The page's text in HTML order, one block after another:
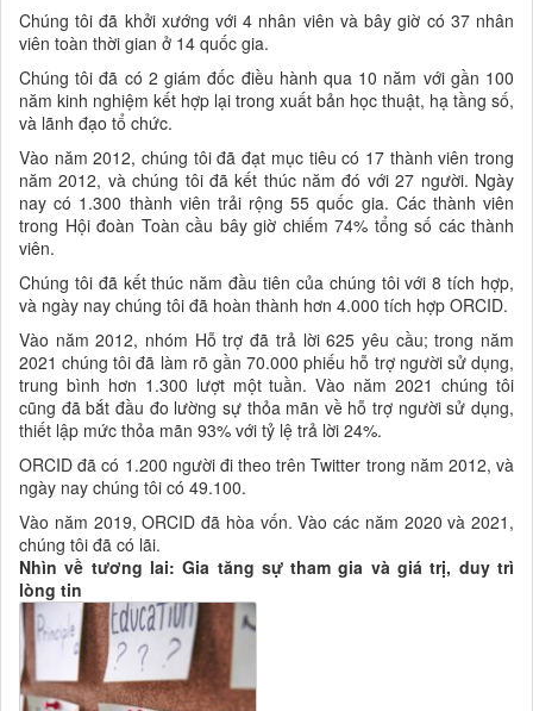
Chúng tôi đã khởi xướng với 4 nhân viên và bây giờ có 37 nhân
viên toàn thời gian ở 14 quốc gia.
Chúng tôi đã có 2 giám đốc điều hành qua 10 năm với gần 100
năm kinh nghiệm kết hợp lại trong xuất bản học thuật, hạ tầng số,
và lãnh đạo tổ chức.
Vào năm 2012, chúng tôi đã đạt mục tiêu có 17 thành viên trong
năm 2012, và chúng tôi đã kết thúc năm đó với 27 người. Ngày
nay có 1.300 thành viên trải rộng 55 quốc gia. Các thành viên
trong Hội đoàn Toàn cầu bây giờ chiếm 74% tổng số các thành
viên.
Chúng tôi đã kết thúc năm đầu tiên của chúng tôi với 8 tích hợp,
và ngày nay chúng tôi đã hoàn thành hơn 4.000 tích hợp ORCID.
Vào năm 2012, nhóm Hỗ trợ đã trả lời 625 yêu cầu; trong năm
2021 chúng tôi đã làm rõ gần 70.000 phiếu hỗ trợ người sử dụng,
trung bình hơn 1.300 lượt một tuần. Vào năm 2021 chúng tôi
cũng đã bắt đầu đo lường sự thỏa mãn về hỗ trợ người sử dụng,
thiết lập mức thỏa mãn 93% với tỷ lệ trả lời 24%.
ORCID đã có 1.200 người đi theo trên Twitter trong năm 2012, và
ngày nay chúng tôi có 49.100.
Vào năm 2019, ORCID đã hòa vốn. Vào các năm 2020 và 2021,
chúng tôi đã có lãi.
Nhìn về tương lai: Gia tăng sự tham gia và giá trị, duy trì
lòng tin